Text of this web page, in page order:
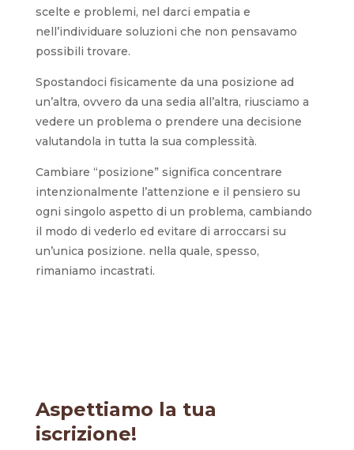
scelte e problemi, nel darci empatia e
nell’individuare soluzioni che non pensavamo
possibili trovare.
Spostandoci fisicamente da una posizione ad
un’altra, ovvero da una sedia all’altra, riusciamo a
vedere un problema o prendere una decisione
valutandola in tutta la sua complessità.
Cambiare “posizione” significa concentrare
intenzionalmente l’attenzione e il pensiero su
ogni singolo aspetto di un problema, cambiando
il modo di vederlo ed evitare di arroccarsi su
un’unica posizione. nella quale, spesso,
rimaniamo incastrati.
Aspettiamo la tua
iscrizione!